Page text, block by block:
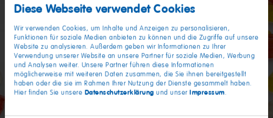
Diese Webseite verwendet Cookies
Wir verwenden Cookies, um Inhalte und Anzeigen zu personalisieren,
Funktionen für soziale Medien anbieten zu können und die Zugriffe auf unsere
Website zu analysieren. Außerdem geben wir Informationen zu Ihrer
Verwendung unserer Website an unsere Partner für soziale Medien, Werbung
und Analysen weiter. Unsere Partner führen diese Informationen
möglicherweise mit weiteren Daten zusammen, die Sie ihnen bereitgestellt
haben oder die sie im Rahmen Ihrer Nutzung der Dienste gesammelt haben.
Hier finden Sie unsere Datenschutzerklärung und unser Impressum.